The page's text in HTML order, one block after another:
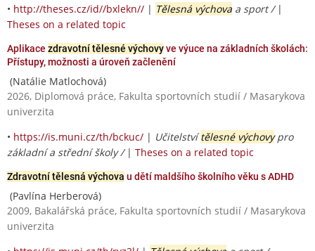
• http://theses.cz/id//bxlekn// | Tělesná výchova a sport / |
Theses on a related topic
Aplikace zdravotní tělesné výchovyve výuce na základních školách:
Přístupy, možnosti a úroveň začlenění
(Natálie Matlochová)
2026, Diplomová práce, Fakulta sportovních studií / Masarykova
univerzita
• https://is.muni.cz/th/bckuc/ | Učitelstvítělesné výchovypro
základní a střední školy / | Theses on a related topic
Zdravotní tělesná výchova u dětí maldšího školního věku s ADHD
(Pavlína Herberová)
2009, Bakalářská práce, Fakulta sportovních studií / Masarykova
univerzita